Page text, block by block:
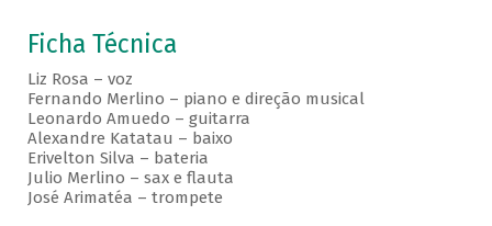
Ficha Técnica
Liz Rosa – voz
Fernando Merlino – piano e direção musical
Leonardo Amuedo – guitarra
Alexandre Katatau – baixo
Erivelton Silva – bateria
Julio Merlino – sax e flauta
José Arimatéa – trompete